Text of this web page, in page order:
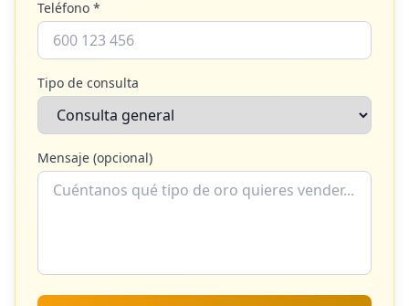
Teléfono *
Tipo de consulta
Mensaje (opcional)